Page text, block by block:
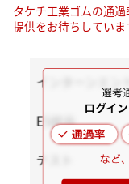
タケチ工業ゴムの通
提供をお待ちしていま